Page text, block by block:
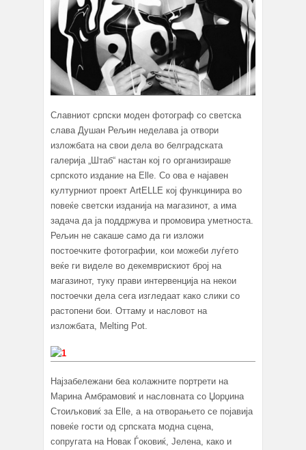
Славниот српски моден фотограф со светска
слава Душан Рељин неделава ја отвори
изложбата на свои дела во белградската
галерија „Штаб“ настан кој го организираше
српското издание на Elle. Со ова е најавен
културниот проект ArtELLE кој функцинира во
повеќе светски изданија на магазинот, а има
задача да ја поддржува и промовира уметноста.
Рељин не сакаше само да ги изложи
постоечките фотографии, кои можеби луѓето
веќе ги виделе во декемврискиот број на
магазинот, туку прави интервенција на некои
постоечки дела сега изгледаат како слики со
растопени бои. Оттаму и насловот на
изложбата, Melting Pot.
Најзабележани беа колажните портрети на
Марина Амбрамовиќ и насловната со Џорџина
Стоиљковиќ за Elle, а на отворањето се појавија
повеќе гости од српската модна сцена,
сопругата на Новак Ѓоковиќ, Јелена, како и